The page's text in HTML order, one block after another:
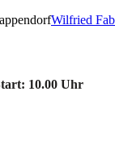
Wilfried
10.00 Uhr